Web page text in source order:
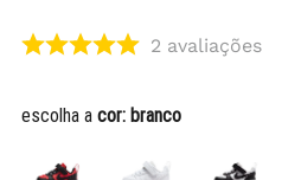
2 avaliações
escolha a cor: branco